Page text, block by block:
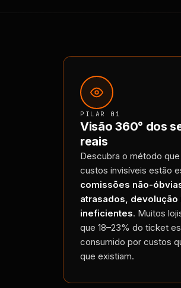
PILAR 01
Visão 360° dos
reais
Descubra o método
custos invisíveis estão
comissões não-
atrasados,
ineficientes. Muitos
que 18–23% do ticket
consumido por custos
que existiam.